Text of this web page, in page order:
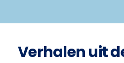
Verhalen uit